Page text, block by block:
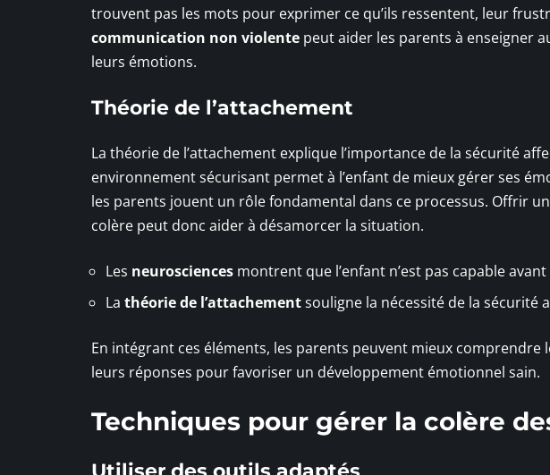
trouvent pas les mots pour exprimer ce qu’ils ressentent, leur
communication non violente peut aider les parents à enseigner
leurs émotions.
Théorie de l’attachement
La théorie de l’attachement explique l’importance de la sécurité
environnement sécurisant permet à l’enfant de mieux gérer ses
les parents jouent un rôle fondamental dans ce processus. Offrir
colère peut donc aider à désamorcer la situation.
Les neurosciences montrent que l’enfant n’est pas capable
La théorie de l’attachementsouligne la nécessité de la sécurité
En intégrant ces éléments, les parents peuvent mieux comprendre
leurs réponses pour favoriser un développement émotionnel sain.
Techniques pour gérer la colère